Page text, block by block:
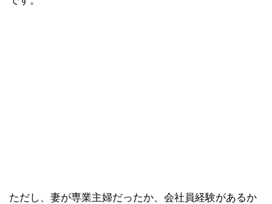
ただし、妻が専業主婦だったか、会社員経験があるか